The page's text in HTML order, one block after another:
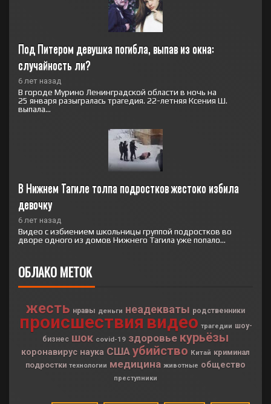
Под Питером девушка погибла, выпав из окна:
случайность ли?
6 лет назад
В городе Мурино Ленинградской области в ночь на
25 января разыгралась трагедия. 22-летняя Ксения Ш.
выпала...
В Нижнем Тагиле толпа подростков жестоко избила
девочку
6 лет назад
Видео с избиением школьницы группой подростков во
дворе одного из домов Нижнего Тагила уже попало...
ОБЛАКО МЕТОК
жесть нравы деньги неадекваты родственники
происшествия видео трагедии шоу-
бизнес шок covid-19 здоровье курьёзы
коронавирус наука США убийство Китай криминал
подростки технологии медицина животные общество
преступники